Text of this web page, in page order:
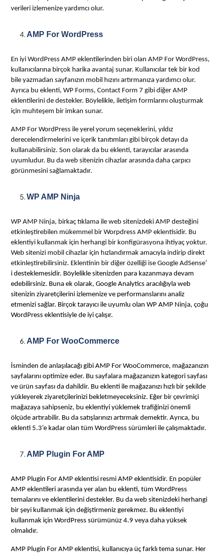
verileri izlemenize yardımcı olur.
AMP For WordPress
En iyi WordPress AMP eklentilerinden biri olan AMP For WordPress,
kullanıcılarına birçok harika avantaj sunar. Kullanıcılar tek bir kod
bile yazmadan sayfanızın mobil hızını artırmanıza yardımcı olur.
Ayrıca bu eklenti, WP Forms, Contact Form 7 gibi diğer AMP
eklentilerini de destekler. Böylelikle, iletişim formlarını oluşturmak
için muhteşem bir imkan sunar.
AMP For WordPress ile yerel yorum seçeneklerini, yıldız
derecelendirmelerini ve içerik tanıtımları gibi birçok detayı da
kullanabilirsiniz. Son olarak da bu eklenti, tarayıcılar arasında
uyumludur. Bu da web sitenizin cihazlar arasında daha çarpıcı
görünmesini sağlamaktadır.
WP AMP Ninja
WP AMP Ninja, birkaç tıklama ile web sitenizdeki AMP desteğini
etkinleştirebilen mükemmel bir Worpdress AMP eklentisidir. Bu
eklentiyi kullanmak için herhangi bir konfigürasyona ihtiyaç yoktur.
Web sitenizi mobil cihazlar için hızlandırmak amacıyla indirip direkt
etkinleştirebilirsiniz. Eklentinin bir diğer özelliği ise Google AdSense’
i desteklemesidir. Böylelikle sitenizden para kazanmaya devam
edebilirsiniz. Buna ek olarak, Google Analytics aracılığıyla web
sitenizin ziyaretçilerini izlemenize ve performanslarını analiz
etmenizi sağlar. Birçok tarayıcı ile uyumlu olan WP AMP Ninja, çoğu
WordPress eklentisiyle de iyi çalışır.
AMP For WooCommerce
İsminden de anlaşılacağı gibi AMP For WooCommerce, mağazanızın
sayfalarını optimize eder. Bu sayfalara mağazanızın kategori sayfası
ve ürün sayfası da dahildir. Bu eklenti ile mağazanızı hızlı bir şekilde
yükleyerek ziyaretçilerinizi bekletmeyeceksiniz. Eğer bir çevrimiçi
mağazaya sahipseniz, bu eklentiyi yüklemek trafiğinizi önemli
ölçüde artırabilir. Bu da satışlarınızı artırmak demektir. Ayrıca, bu
eklenti 5.3’e kadar olan tüm WordPress sürümleri ile çalışmaktadır.
AMP Plugin For AMP
AMP Plugin For AMP eklentisi resmi AMP eklentisidir. En popüler
AMP eklentileri arasında yer alan bu eklenti, tüm WordPress
temalarını ve eklentilerini destekler. Bu da web sitenizdeki herhangi
bir şeyi kullanmak için değiştirmeniz gerekmez. Bu eklentiyi
kullanmak için WordPress sürümünüz 4.9 veya daha yüksek
olmalıdır.
AMP Plugin For AMP eklentisi, kullanıcıya üç farklı tema sunar. Her